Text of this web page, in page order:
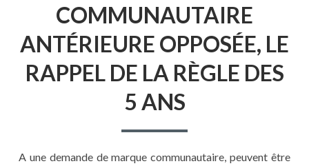
COMMUNAUTAIRE
ANTÉRIEURE OPPOSÉE, LE
RAPPEL DE LA RÈGLE DES
5 ANS
A une demande de marque communautaire, peuvent être